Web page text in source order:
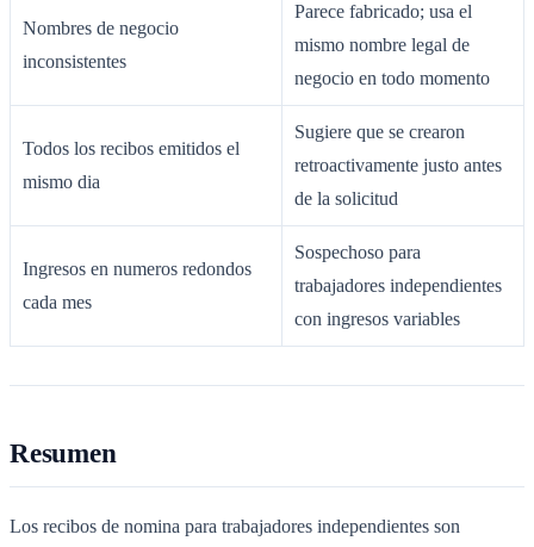
Nombres de negocio
inconsistentes
Parece fabricado; usa el
mismo nombre legal de
negocio en todo momento
Todos los recibos emitidos el
mismo dia
Sugiere que se crearon
retroactivamente justo antes
de la solicitud
Ingresos en numeros redondos
cada mes
Sospechoso para
trabajadores independientes
con ingresos variables
Resumen
Los recibos de nomina para trabajadores independientes son